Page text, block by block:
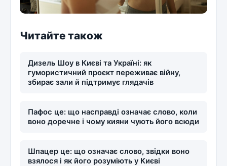
Читайте також
Дизель Шоу в Києві та Україні: як
гумористичний проєкт переживає війну,
збирає зали й підтримує глядачів
Пафос це: що насправді означає слово, коли
воно доречне і чому кияни чують його всюди
Шпацер це: що означає слово, звідки воно
взялося і як його розуміють у Києві